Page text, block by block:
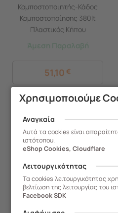
Κομποστοποιητής-Κάδος
Κομποστοποίησης 380lt
Πλαστικός Κήπου
75x75x80cm Μαύρος BIO
Άμεση Παραλαβή
51,10 €
ΑΓΟΡΑ
Χρησιμοποιούμε
Αναγκαία
Αυτά τα cookies είναι
ιστότοπου.
eShop Cookies, Cloudflare
Λειτουργικότητας
Τα cookies λειτουργικότητας
βελτίωση της λειτουργίας του
Facebook SDK